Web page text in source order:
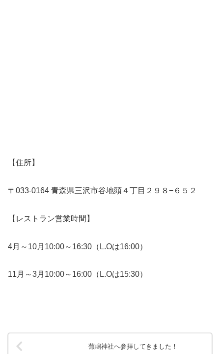
【住所】
〒033-0164 青森県三沢市谷地頭４丁目２９８−６５２
【レストラン営業時間】
4月～10月10:00～16:30（L.Oは16:00）
11月～3月10:00～16:00（L.Oは15:30）
蕪嶋神社へ参拝してきました！